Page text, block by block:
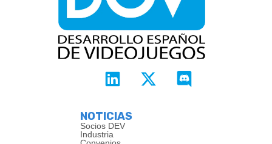
NOTICIAS
Socios DEV
Industria